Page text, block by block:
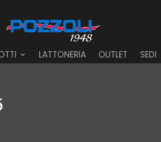
LATTONERIA OUTLET SEDI